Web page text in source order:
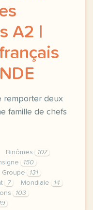
A2 |
remporter deux
famille de chefs
Binômes
107
150
Groupe
131
7 Mondiale
14
103